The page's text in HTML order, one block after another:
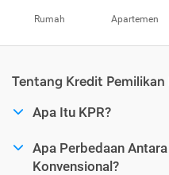
Rumah Apartemen
Tentang Kredit Pemilikan
Apa Itu KPR?
Apa Perbedaan
Konvensional?